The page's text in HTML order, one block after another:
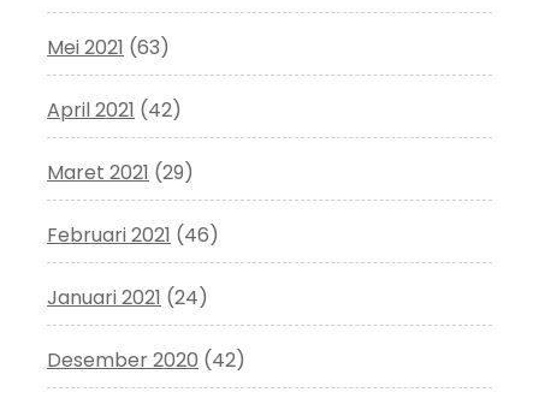
Mei 2021 (63)
April 2021 (42)
Maret 2021 (29)
Februari 2021 (46)
Januari 2021 (24)
Desember 2020 (42)